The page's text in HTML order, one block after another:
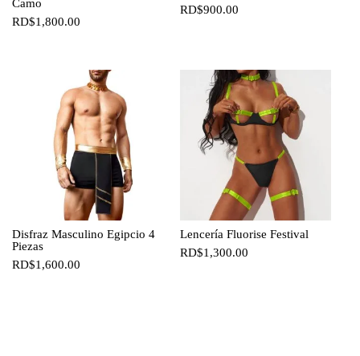
Camo
RD$1,800.00
RD$900.00
Disfraz Masculino Egipcio 4
Piezas
RD$1,600.00
Lencería Fluorise Festival
RD$1,300.00